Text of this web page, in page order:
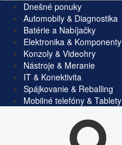
Dnešné ponuky
Automobily & Diagnostika
Batérie a Nabíjačky
Elektronika & Komponenty
Konzoly & Videohry
Nástroje & Meranie
IT & Konektivita
Spájkovanie & Reballing
Mobilné telefóny & Tablety